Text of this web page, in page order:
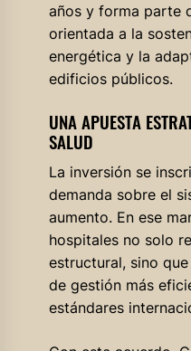
años y forma parte
orientada a la
energética y la
edificios públicos.
UNA APUESTA
SALUD
La inversión se
demanda sobre el
aumento. En ese
hospitales no solo
estructural, sino
de gestión más
estándares